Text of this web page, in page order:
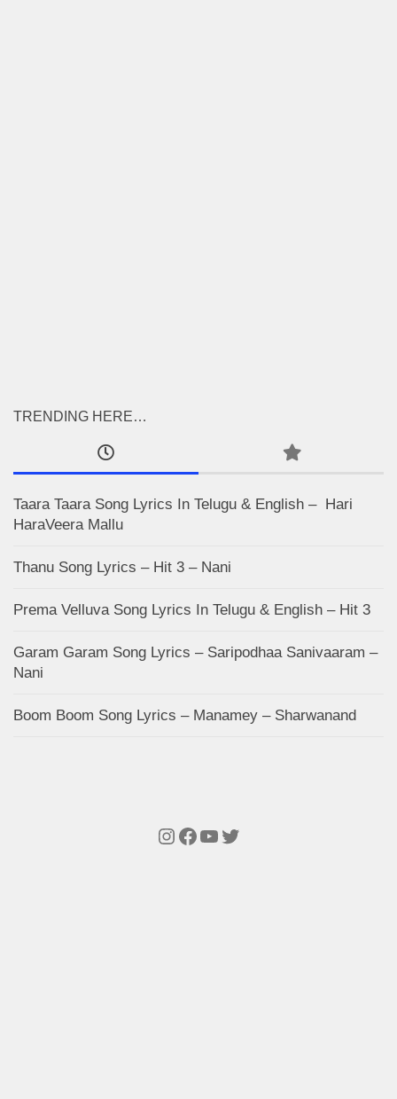
TRENDING HERE…
Taara Taara Song Lyrics In Telugu & English – Hari
HaraVeera Mallu
Thanu Song Lyrics – Hit 3 – Nani
Prema Velluva Song Lyrics In Telugu & English – Hit 3
Garam Garam Song Lyrics – Saripodhaa Sanivaaram –
Nani
Boom Boom Song Lyrics – Manamey – Sharwanand
Instagram
Facebook
YouTube
Twitter